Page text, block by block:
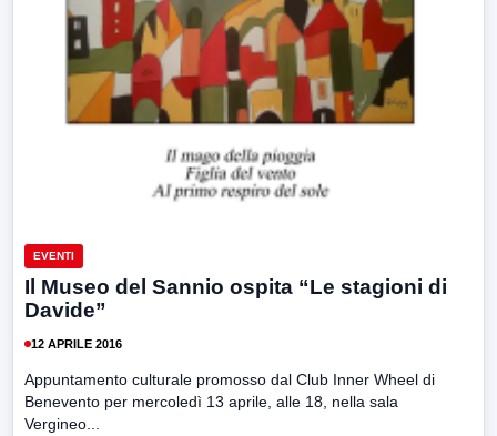
EVENTI
Il Museo del Sannio ospita “Le stagioni di
Davide”
12 APRILE 2016
Appuntamento culturale promosso dal Club Inner Wheel di
Benevento per mercoledì 13 aprile, alle 18, nella sala
Vergineo...